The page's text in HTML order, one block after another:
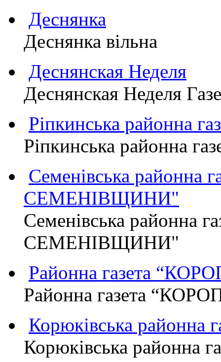
Деснянка
Деснянка вільна
Деснянская Неделя
Деснянская Неделя
Ріпкинська районна
Ріпкинська районна
Семенівська районна
СЕМЕНІВЩИНИ"
Семенівська районна
СЕМЕНІВЩИНИ"
Районна газета
Районна газета
Корюківська районна
Корюківська районна